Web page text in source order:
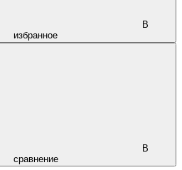
В
избранное
В
сравнение